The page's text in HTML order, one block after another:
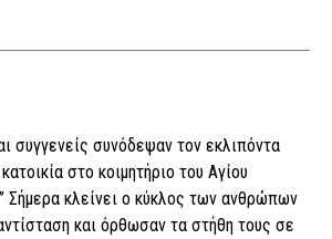
συγγενείς συνόδεψαν τον εκλιπόντα
στο κοιμητήριο του Αγίου
Σήμερα κλείνει ο κύκλος των ανθρώπων
και όρθωσαν τα στήθη τους σε